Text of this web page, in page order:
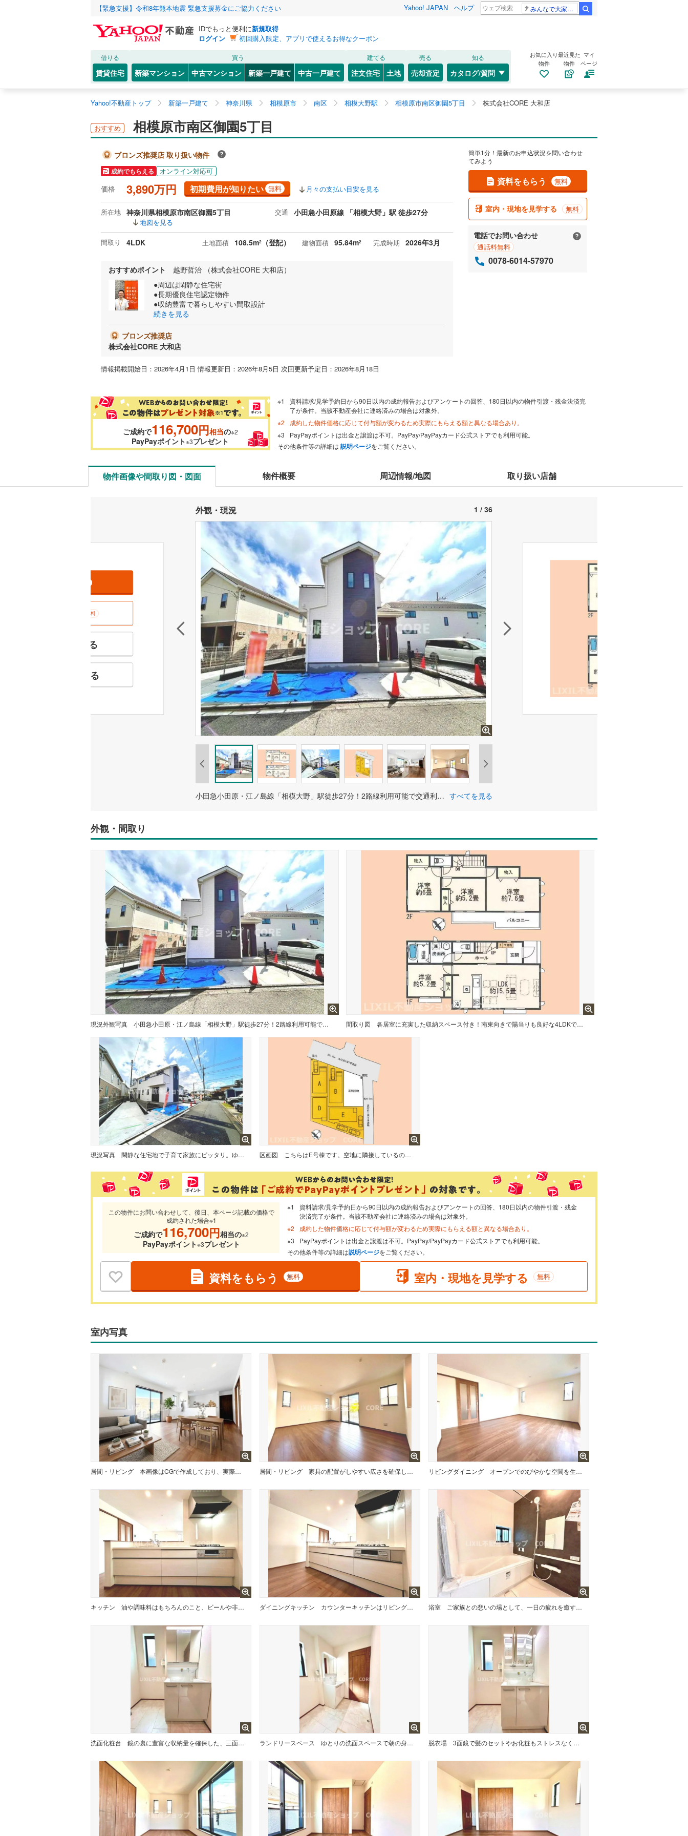
【緊急支援】令和8年熊本地震 緊急支援募金にご協力ください Yahoo! JAPAN ヘルプ みんなで大家さん 2881億円
IDでもっと便利に新規取得
ログイン
初回購入限定、アプリで使えるお得なクーポン
借りる
賃貸住宅
買う
新築マンション 中古マンション 新築一戸建て 中古一戸建て
建てる
注文住宅 土地
売る
売却査定
知る
カタログ/質問
お気に入り
物件
最近見た
物件
マイ
ページ
Yahoo!不動産トップ 新築一戸建て 神奈川県 相模原市 南区 相模大野駅 相模原市南区御園5丁目 株式会社CORE 大和店
おすすめ 相模原市南区御園5丁目
ブロンズ推奨店 取り扱い物件
成約でもらえる オンライン対応可
価格 3,890万円 初期費用が知りたい 無料 月々の支払い目安を見る
所在地 神奈川県相模原市南区御園5丁目
地図を見る
交通 小田急小田原線 「相模大野」駅 徒歩27分
間取り 4LDK 土地面積 108.5m2 （登記） 建物面積 95.84m2 完成時期 2026年3月
おすすめポイント
越野哲治 （株式会社CORE 大和店）
●周辺は閑静な住宅街
●長期優良住宅認定物件
●収納豊富で暮らしやすい間取設計
続きを見る
ブロンズ推奨店
株式会社CORE 大和店
情報掲載開始日：2026年4月1日 情報更新日：2026年8月5日 次回更新予定日：2026年8月18日
簡単1分！最新のお申込状況を問い合わせ
てみよう
資料をもらう 無料
室内・現地を見学する 無料
電話でお問い合わせ
通話料無料
0078-6014-57970
ご成約で116,700円相当の※2
PayPayポイント※3プレゼント
資料請求/見学予約日から90日以内の成約報告およびアンケートの回答、180日以内の物件引渡・残金決済完
了が条件。当該不動産会社に連絡済みの場合は対象外。
成約した物件価格に応じて付与額が変わるため実際にもらえる額と異なる場合あり。
PayPayポイントは出金と譲渡は不可。PayPay/PayPayカード公式ストアでも利用可能。
その他条件等の詳細は 説明ページをご覧ください。
物件画像や間取り図・図面 物件概要 周辺情報/地図 取り扱い店舗
外観・現況 1 / 36
無料
特徴の似た物件を見る
お気に入りに追加する
小田急小田原・江ノ島線「相模大野」駅徒歩27分！2路線利用可能で交通利便性良好！ すべてを見る
外観・間取り
現況外観写真 小田急小田原・江ノ島線「相模大野」駅徒歩27分！2路線利用可能で交通利便性良好！ 間取り図 各居室に充実した収納スペース付き！南東向きで陽当りも良好な4LDKです。
現況写真 閑静な住宅地で子育て家族にピッタリ。ゆとりある住環境が整っています。 区画図 こちらはE号棟です。空地に隣接しているので、広々開放的な立地になります。
この物件にお問い合わせして、後日、本ページ記載の価格で
成約された場合※1
ご成約で116,700円相当の※2
PayPayポイント※3プレゼント
資料請求/見学予約日から90日以内の成約報告およびアンケートの回答、180日以内の物件引渡・残金
決済完了が条件。当該不動産会社に連絡済みの場合は対象外。
成約した物件価格に応じて付与額が変わるため実際にもらえる額と異なる場合あり。
PayPayポイントは出金と譲渡は不可。PayPay/PayPayカード公式ストアでも利用可能。
その他条件等の詳細は説明ページをご覧ください。
資料をもらう 無料 室内・現地を見学する 無料
室内写真
居間・リビング 本画像はCGで作成しており、実際に現地に家具は置かれておりません。また、価格に家具は含まれておりません。 居間・リビング 家具の配置がしやすい広さを確保しつつ、窓が多い設計は色々な角度から光が取り込める間取りです。 リビングダイニング オープンでのびやかな空間を生み出す、こだわりの広がりとゆとりのリビング。
キッチン 油や調味料はもちろんのこと、ビールや非常食なども収納できるほどの収納スペースを確保しています。 ダイニングキッチン カウンターキッチンはリビングを見渡せるので、お料理番組やドラマを見ながら作業ができます。 浴室 ご家族との憩いの場として、一日の疲れを癒す場として、ゆったりと足を伸ばしてくつろげる浴室。
洗面化粧台 鏡の裏に豊富な収納量を確保した、三面鏡タイプの洗面化粧台。洗面室の整頓にも役立ちますね。 ランドリースペース ゆとりの洗面スペースで朝の身支度も快適スムーズに。時間に余裕とゆとりを持たせます。 脱衣場 3面鏡で髪のセットやお化粧もストレスなくこなせ、朝から気分良く通勤通学に向かえそうですね！